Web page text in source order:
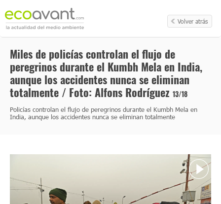
Volver atrás
Miles de policías controlan el flujo de
peregrinos durante el Kumbh Mela en India,
aunque los accidentes nunca se eliminan
totalmente / Foto: Alfons Rodríguez 13/18
Policías controlan el flujo de peregrinos durante el Kumbh Mela en
India, aunque los accidentes nunca se eliminan totalmente